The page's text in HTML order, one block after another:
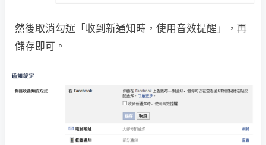
然後取消勾選「收到新通知時，使用音效提醒」，再
儲存即可。